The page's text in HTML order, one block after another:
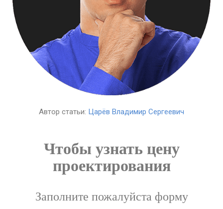
Автор статьи: Царёв Владимир Сергеевич
Чтобы узнать цену
проектирования
Заполните пожалуйста форму